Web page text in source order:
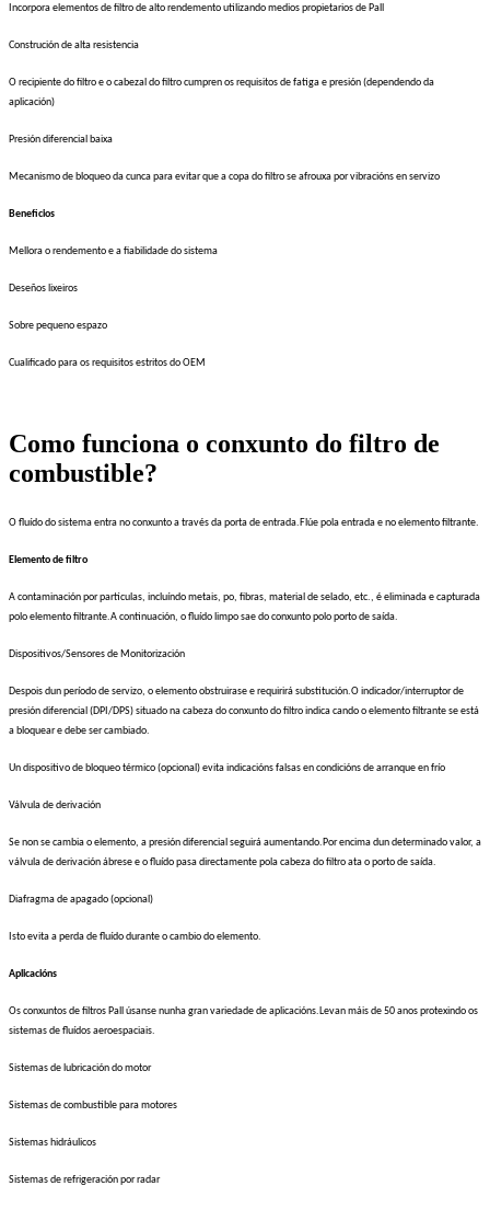
Incorpora elementos de filtro de alto rendemento utilizando medios propietarios de Pall
Construción de alta resistencia
O recipiente do filtro e o cabezal do filtro cumpren os requisitos de fatiga e presión (dependendo da
aplicación)
Presión diferencial baixa
Mecanismo de bloqueo da cunca para evitar que a copa do filtro se afrouxa por vibracións en servizo
Beneficios
Mellora o rendemento e a fiabilidade do sistema
Deseños lixeiros
Sobre pequeno espazo
Cualificado para os requisitos estritos do OEM
Como funciona o conxunto do filtro de
combustible?
O fluído do sistema entra no conxunto a través da porta de entrada.Flúe pola entrada e no elemento filtrante.
Elemento de filtro
A contaminación por partículas, incluíndo metais, po, fibras, material de selado, etc., é eliminada e capturada
polo elemento filtrante.A continuación, o fluído limpo sae do conxunto polo porto de saída.
Dispositivos/Sensores de Monitorización
Despois dun período de servizo, o elemento obstruirase e requirirá substitución.O indicador/interruptor de
presión diferencial (DPI/DPS) situado na cabeza do conxunto do filtro indica cando o elemento filtrante se está
a bloquear e debe ser cambiado.
Un dispositivo de bloqueo térmico (opcional) evita indicacións falsas en condicións de arranque en frío
Válvula de derivación
Se non se cambia o elemento, a presión diferencial seguirá aumentando.Por encima dun determinado valor, a
válvula de derivación ábrese e o fluído pasa directamente pola cabeza do filtro ata o porto de saída.
Diafragma de apagado (opcional)
Isto evita a perda de fluído durante o cambio do elemento.
Aplicacións
Os conxuntos de filtros Pall úsanse nunha gran variedade de aplicacións.Levan máis de 50 anos protexindo os
sistemas de fluídos aeroespaciais.
Sistemas de lubricación do motor
Sistemas de combustible para motores
Sistemas hidráulicos
Sistemas de refrigeración por radar